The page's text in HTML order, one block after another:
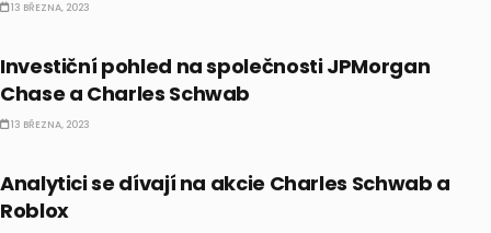
13 BŘEZNA, 2023
Investiční pohled na společnosti JPMorgan
Chase a Charles Schwab
13 BŘEZNA, 2023
Analytici se dívají na akcie Charles Schwab a
Roblox